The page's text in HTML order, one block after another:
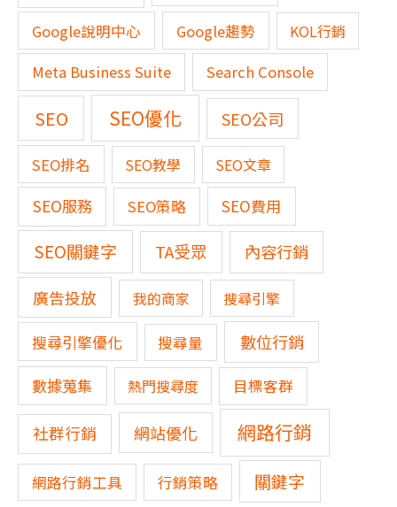
Google說明中心 Google趨勢
KOL行銷
Meta Business Suite
Search Console
SEO SEO優化 SEO公司
SEO排名 SEO教學 SEO文章
SEO服務 SEO策略 SEO費用
SEO關鍵字 TA受眾
內容行銷
廣告投放
我的商家 搜尋引擎
搜尋引擎優化 搜尋量 數位行銷
數據蒐集 熱門搜尋度 目標客群
社群行銷 網站優化 網路行銷
網路行銷工具 行銷策略 關鍵字